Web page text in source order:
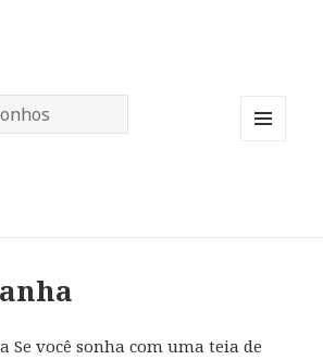
Se você sonha com uma teia de